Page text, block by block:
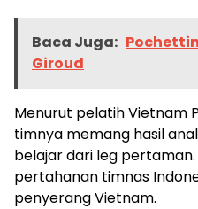
Baca Juga:
Giroud
Menurut pelatih Vietnam
timnya memang hasil
belajar dari leg
pertahanan timnas
penyerang Vietnam.